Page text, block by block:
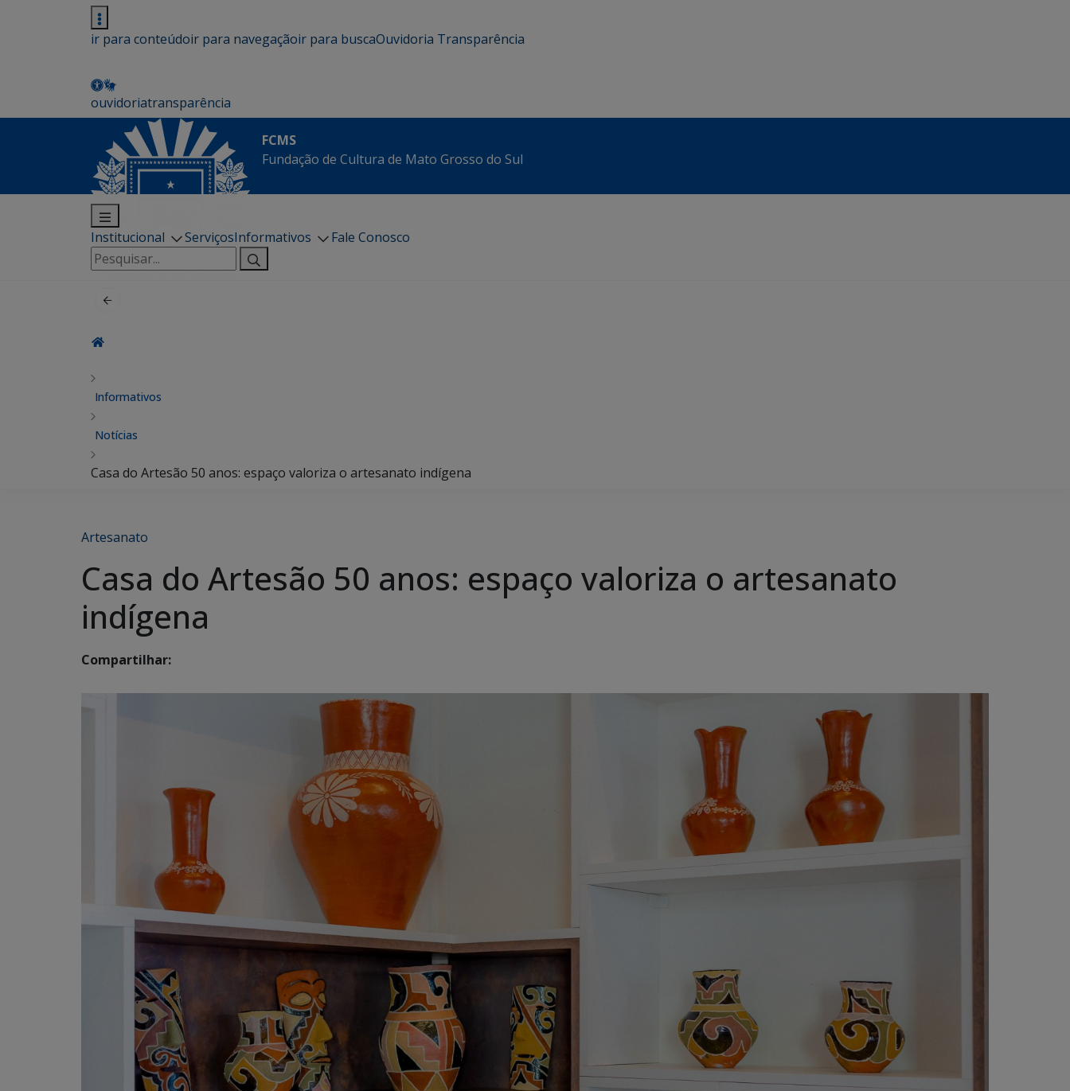
ir para conteúdoir para navegaçãoir para buscaOuvidoria Transparência
ouvidoriatransparência
FCMS
Fundação de Cultura de Mato Grosso do Sul
Institucional ServiçosInformativos
Fale Conosco
Pesquisar
por:
Informativos
Notícias
Casa do Artesão 50 anos: espaço valoriza o artesanato indígena
Artesanato
Casa do Artesão 50 anos: espaço valoriza o artesanato
indígena
Compartilhar: